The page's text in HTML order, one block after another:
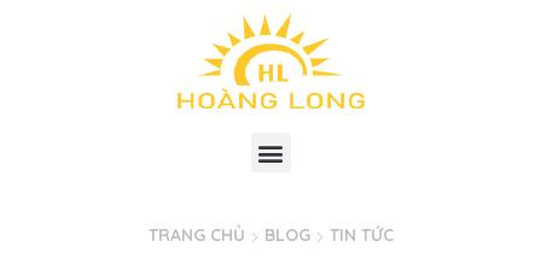
TRANG CHỦ BLOG TIN TỨC